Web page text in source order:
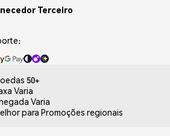
Terceiro
50+
Varia
Varia
para Promoções regionais